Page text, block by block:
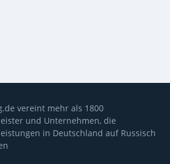
vereint mehr als 1800
und Unternehmen, die
in Deutschland auf Russisch